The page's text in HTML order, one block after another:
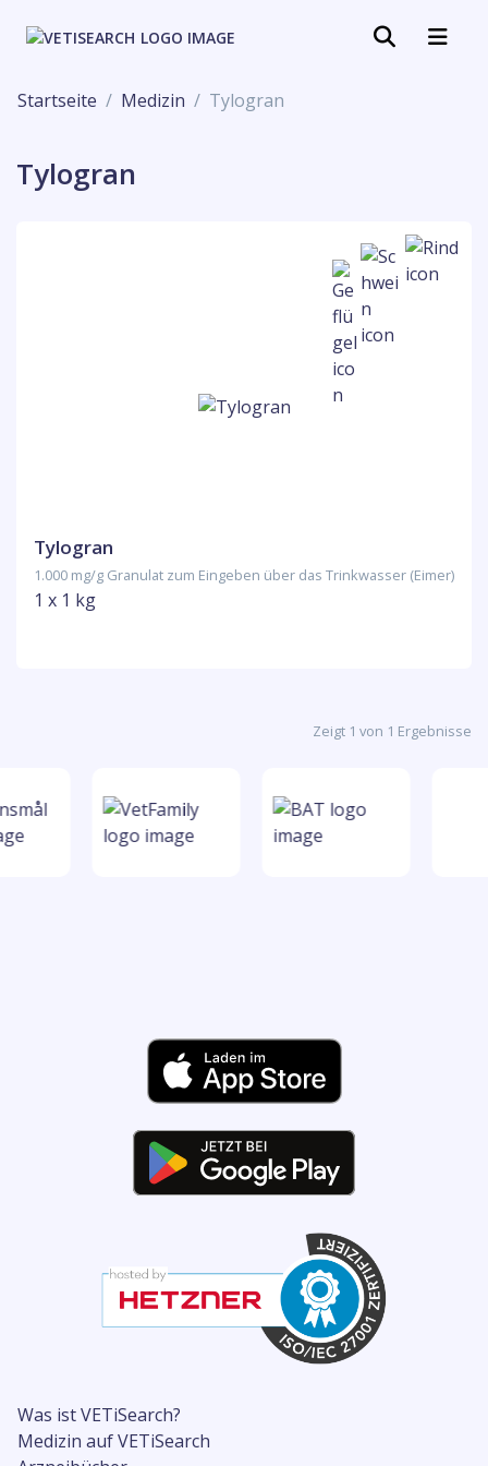
Startseite Medizin Tylogran
Tylogran
Tylogran
1.000 mg/g Granulat zum Eingeben über das Trinkwasser (Eimer)
1 x 1 kg
Zeigt 1 von 1 Ergebnisse
Was ist VETiSearch?
Medizin auf VETiSearch